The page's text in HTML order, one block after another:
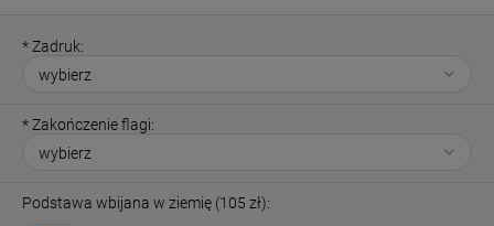
*Zadruk:
*Zakończenie flagi:
Podstawa wbijana w ziemię (105 zł):